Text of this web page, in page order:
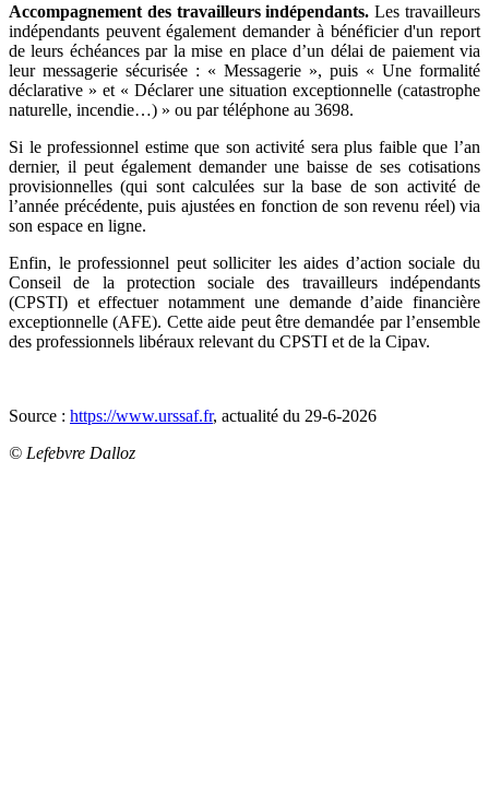
Accompagnement des travailleurs indépendants. Les travailleurs
indépendants peuvent également demander à bénéficier d'un report
de leurs échéances par la mise en place d’un délai de paiement via
leur messagerie sécurisée : « Messagerie », puis « Une formalité
déclarative » et « Déclarer une situation exceptionnelle (catastrophe
naturelle, incendie…) » ou par téléphone au 3698.
Si le professionnel estime que son activité sera plus faible que l’an
dernier, il peut également demander une baisse de ses cotisations
provisionnelles (qui sont calculées sur la base de son activité de
l’année précédente, puis ajustées en fonction de son revenu réel) via
son espace en ligne.
Enfin, le professionnel peut solliciter les aides d’action sociale du
Conseil de la protection sociale des travailleurs indépendants
(CPSTI) et effectuer notamment une demande d’aide financière
exceptionnelle (AFE). Cette aide peut être demandée par l’ensemble
des professionnels libéraux relevant du CPSTI et de la Cipav.
Source : https://www.urssaf.fr, actualité du 29-6-2026
© Lefebvre Dalloz